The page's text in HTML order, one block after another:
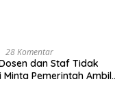
28 Komentar
dan Staf Tidak
Minta Pemerintah Ambil